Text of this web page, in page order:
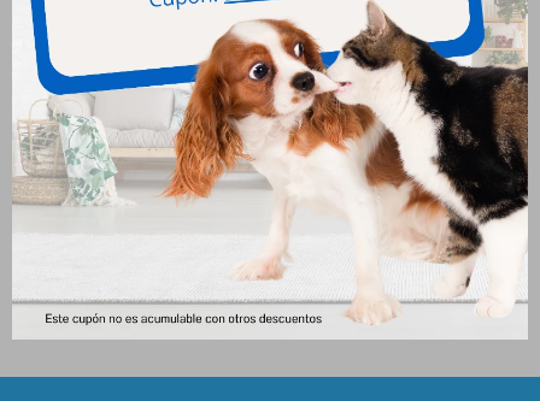
Basken Doble 60 Caja 3comp
281